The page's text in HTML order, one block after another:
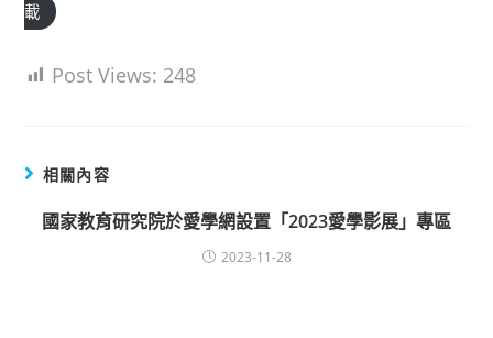
載
Post Views: 248
相關內容
國家教育研究院於愛學網設置「2023愛學影展」專區
2023-11-28